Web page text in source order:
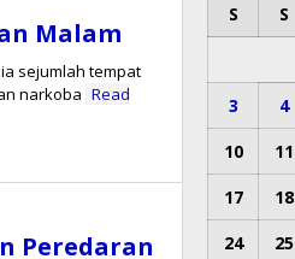
Malam
sejumlah tempat
narkoba Read
Peredaran
S
S
3
4
10
11
17
18
24
25